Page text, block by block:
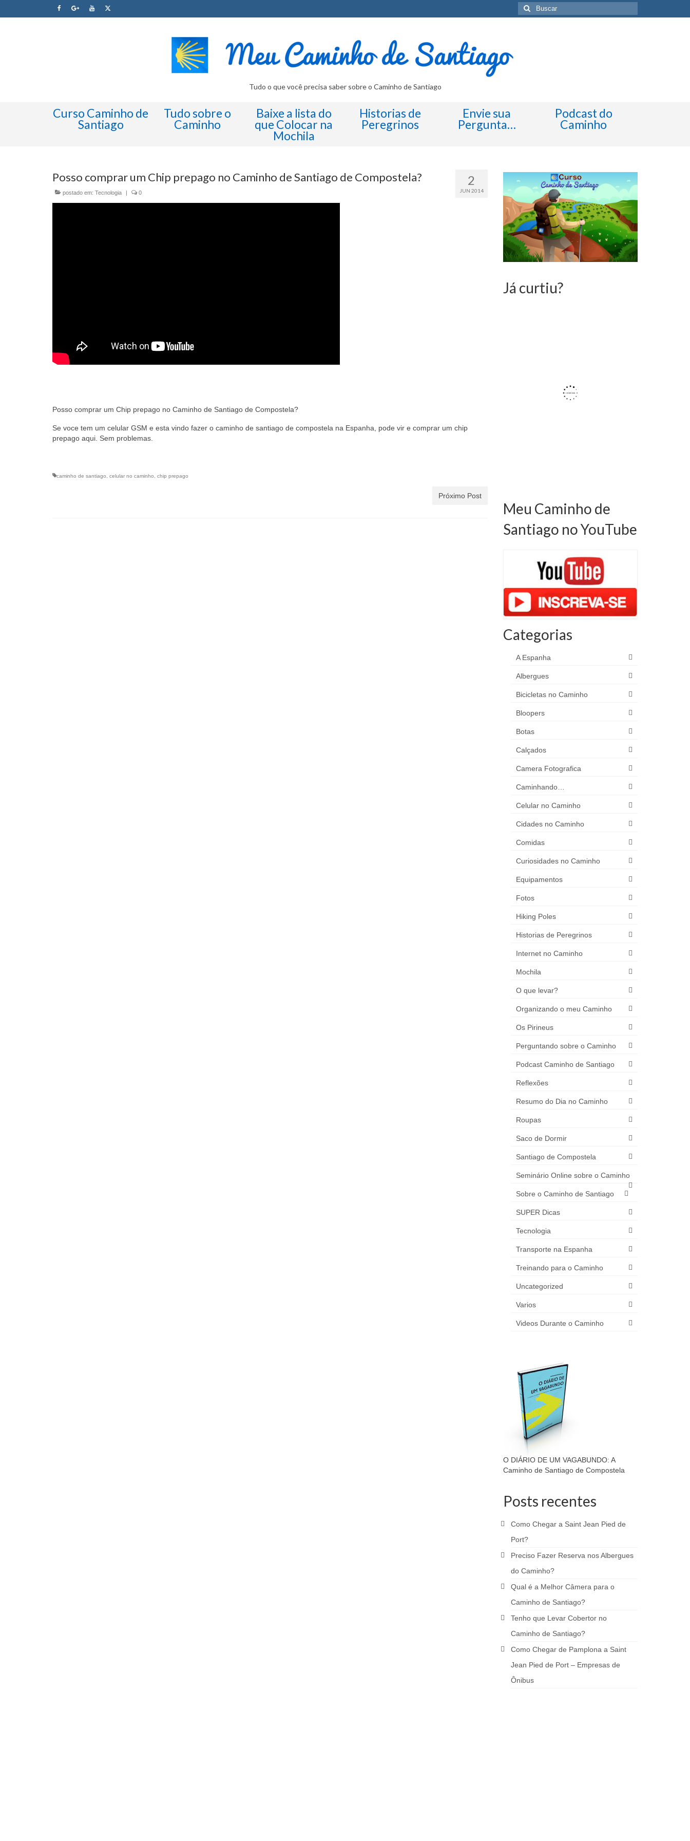
Buscar
por:
Tudo o que você precisa saber sobre o Caminho de Santiago
Curso Caminho de
Santiago
Tudo sobre o
Caminho
Baixe a lista do
que Colocar na
Mochila
Historias de
Peregrinos
Envie sua
Pergunta…
Podcast do
Caminho
2
JUN 2014
Posso comprar um Chip prepago no Caminho de Santiago de Compostela?
postado em: Tecnologia | 0
Posso comprar um Chip prepago no Caminho de Santiago de Compostela?
Se voce tem um celular GSM e esta vindo fazer o caminho de santiago de compostela na Espanha, pode vir e comprar um chip
prepago aqui. Sem problemas.
caminho de santiago celular no caminho chip prepago
Próximo Post
Já curtiu?
Meu Caminho de
Santiago no YouTube
Categorias
A Espanha
Albergues
Bicicletas no Caminho
Bloopers
Botas
Calçados
Camera Fotografica
Caminhando…
Celular no Caminho
Cidades no Caminho
Comidas
Curiosidades no Caminho
Equipamentos
Fotos
Hiking Poles
Historias de Peregrinos
Internet no Caminho
Mochila
O que levar?
Organizando o meu Caminho
Os Pirineus
Perguntando sobre o Caminho
Podcast Caminho de Santiago
Reflexões
Resumo do Dia no Caminho
Roupas
Saco de Dormir
Santiago de Compostela
Seminário Online sobre o Caminho
Sobre o Caminho de Santiago
SUPER Dicas
Tecnologia
Transporte na Espanha
Treinando para o Caminho
Uncategorized
Varios
Videos Durante o Caminho
O DIÁRIO DE UM VAGABUNDO: A
Caminho de Santiago de Compostela
Posts recentes
Como Chegar a Saint Jean Pied de
Port?
Preciso Fazer Reserva nos Albergues
do Caminho?
Qual é a Melhor Câmera para o
Caminho de Santiago?
Tenho que Levar Cobertor no
Caminho de Santiago?
Como Chegar de Pamplona a Saint
Jean Pied de Port – Empresas de
Ônibus